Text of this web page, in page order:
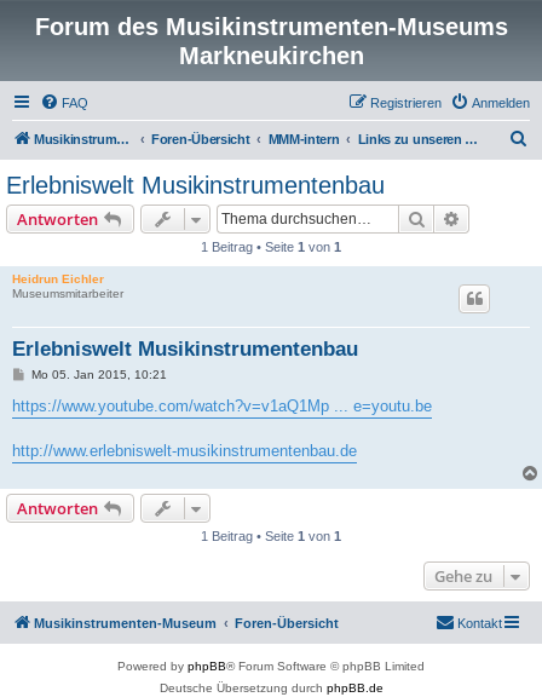
Forum des Musikinstrumenten-Museums
Markneukirchen
FAQ Anmelden
Registrieren
Musikinstrumenten-Museum Foren-Übersicht MMM-intern Links zu unseren Partnern
Erlebniswelt Musikinstrumentenbau
Antworten Suche
1 Beitrag • Seite 1 von 1
Heidrun Eichler
Museumsmitarbeiter
Erlebniswelt Musikinstrumentenbau
B
i
t
a
g
Mo 05. Jan 2015, 10:21
https://www.youtube.com/watch?v=v1aQ1Mp ... e=youtu.be
http://www.erlebniswelt-musikinstrumentenbau.de
Antworten
1 Beitrag • Seite 1 von 1
Gehe zu
Musikinstrumenten-Museum Foren-Übersicht Kontakt
Powered by phpBB® Forum Software © phpBB Limited
Deutsche Übersetzung durch phpBB.de